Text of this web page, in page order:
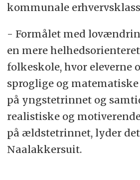
kommunale
- Formålet med
en mere
folkeskole, hvor eleverne
sproglige og
på yngstetrinnet og
realistiske og
på ældstetrinnet, lyder
Naalakkersuit.